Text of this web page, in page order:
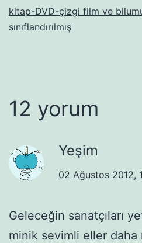
kitap-DVD-çizgi film ve
sınıflandırılmış
12 yorum
Yeşim
02 Ağustos 2012,
Geleceğin sanatçıları
minik sevimli eller